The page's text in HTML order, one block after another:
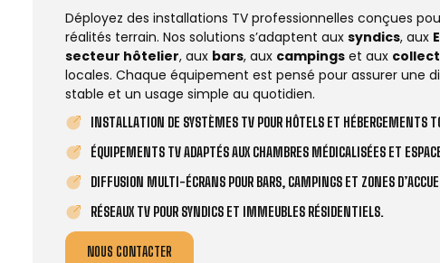
Déployez des installations TV professionnelles conçues
réalités terrain. Nos solutions s’adaptent aux syndics, aux
secteur hôtelier, aux bars, aux campings et aux
locales. Chaque équipement est pensé pour assurer une
stable et un usage simple au quotidien.
INSTALLATION DE SYSTÈMES TV POUR HÔTELS ET HÉBERGEMENTS
ÉQUIPEMENTS TV ADAPTÉS AUX CHAMBRES MÉDICALISÉES ET
DIFFUSION MULTI-ÉCRANS POUR BARS, CAMPINGS ET ZONES
RÉSEAUX TV POUR SYNDICS ET IMMEUBLES RÉSIDENTIELS.
NOUS CONTACTER